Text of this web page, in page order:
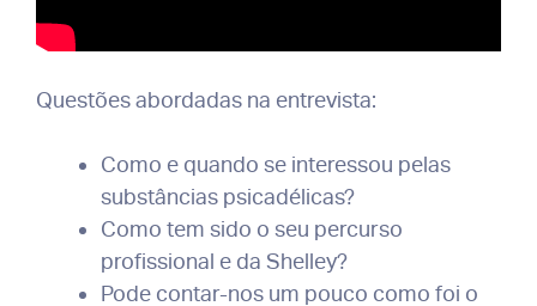
Questões abordadas na entrevista:
Como e quando se interessou pelas
substâncias psicadélicas?
Como tem sido o seu percurso
profissional e da Shelley?
Pode contar-nos um pouco como foi o